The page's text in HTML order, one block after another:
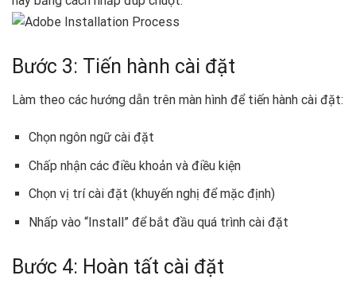
Bước 3: Tiến hành cài đặt
Làm theo các hướng dẫn trên màn hình để tiến hành cài đặt:
Chọn ngôn ngữ cài đặt
Chấp nhận các điều khoản và điều kiện
Chọn vị trí cài đặt (khuyến nghị để mặc định)
Nhấp vào “Install” để bắt đầu quá trình cài đặt
Bước 4: Hoàn tất cài đặt